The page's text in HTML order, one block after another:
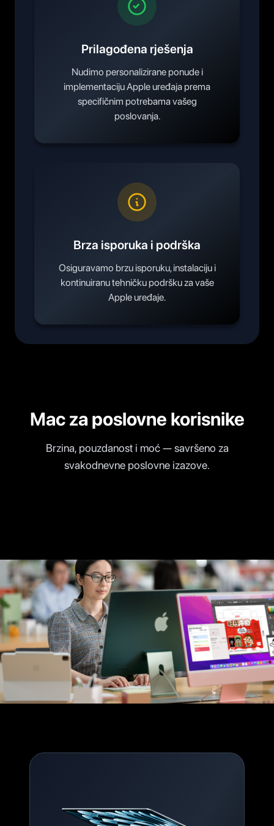
Prilagođena rješenja
Nudimo personalizirane ponude i
implementaciju Apple uređaja prema
specifičnim potrebama vašeg
poslovanja.
Brza isporuka i podrška
Osiguravamo brzu isporuku, instalaciju i
kontinuiranu tehničku podršku za vaše
Apple uređaje.
Mac za poslovne korisnike
Brzina, pouzdanost i moć — savršeno za
svakodnevne poslovne izazove.